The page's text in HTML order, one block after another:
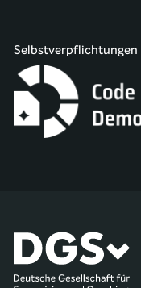
Selbstverpflichtungen